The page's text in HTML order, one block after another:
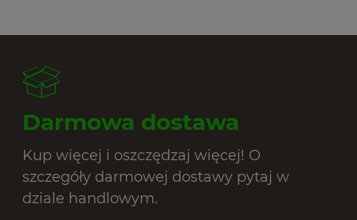
Darmowa dostawa
Kup więcej i oszczędzaj więcej! O
szczegóły darmowej dostawy pytaj w
dziale handlowym.